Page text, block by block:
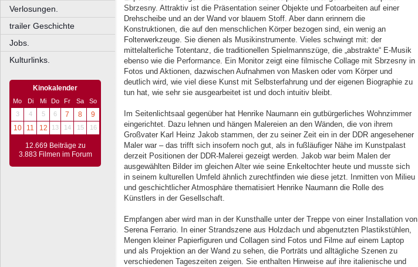
Verlosungen.
trailer Geschichte
Jobs.
Kulturlinks.
Kinokalender
Mo Di Mi Do Fr Sa
So
3
4 5 6 7 8
9
10
11 12 13 14 15 16
12.669 Beiträge zu
3.883 Filmen im Forum
Sbrzesny. Attraktiv ist die Präsentation seiner Objekte und Fotoarbeiten auf einer
Drehscheibe und an der Wand vor blauem Stoff. Aber dann erinnern die
Konstruktionen, die auf den menschlichen Körper bezogen sind, ein wenig an
Folterwerkzeuge. Sie dienen als Musikinstrumente. Vieles schwingt mit: der
mittelalterliche Totentanz, die traditionellen Spielmannszüge, die „abstrakte“ E-Musik
ebenso wie die Performance. Ein Monitor zeigt eine filmische Collage mit Sbrzesny in
Fotos und Aktionen, dazwischen Aufnahmen von Masken oder vom Körper und
deutlich wird, wie viel diese Kunst mit Selbsterfahrung und der eigenen Biographie zu
tun hat, wie sehr sie ausgearbeitet ist und doch intuitiv bleibt.
Im Seitenlichtsaal gegenüber hat Henrike Naumann ein gutbürgerliches Wohnzimmer
eingerichtet. Dazu lehnen und hängen Malereien an den Wänden, die von ihrem
Großvater Karl Heinz Jakob stammen, der zu seiner Zeit ein in der DDR angesehener
Maler war – das trifft sich insofern noch gut, als in fußläufiger Nähe im Kunstpalast
derzeit Positionen der DDR-Malerei gezeigt werden. Jakob war beim Malen der
ausgewählten Bilder im gleichen Alter wie seine Enkeltochter heute und musste sich
in seinem kulturellen Umfeld ähnlich zurechtfinden wie diese jetzt. Inmitten von Milieu
und geschichtlicher Atmosphäre thematisiert Henrike Naumann die Rolle des
Künstlers in der Gesellschaft.
Empfangen aber wird man in der Kunsthalle unter der Treppe von einer Installation von
Serena Ferrario. In einer Strandszene aus Holzdach und abgenutzten Plastikstühlen,
Mengen kleiner Papierfiguren und Collagen sind Fotos und Filme auf einem Laptop
und als Projektion an der Wand zu sehen, die Porträts und alltägliche Szenen zu
verschiedenen Tageszeiten zeigen. Sie enthalten Hinweise auf ihre italienische und